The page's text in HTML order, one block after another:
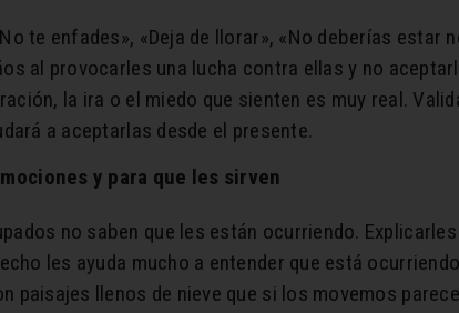
te enfades», «Deja de llorar», «No deberías estar
al provocarles una lucha contra ellas y no
la ira o el miedo que sienten es muy real.
a aceptarlas desde el presente.
y para que les sirven
no saben que les están ocurriendo.
les ayuda mucho a entender que está
llenos de nieve que si los movemos